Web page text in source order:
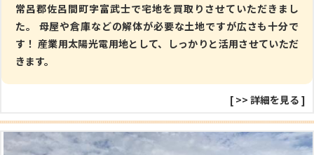
常呂郡佐呂間町字富武士で宅地を買取りさせていただきまし
た。 母屋や倉庫などの解体が必要な土地ですが広さも十分で
す！ 産業用太陽光電用地として、しっかりと活用させていただ
きます。
[ >> 詳細を見る ]